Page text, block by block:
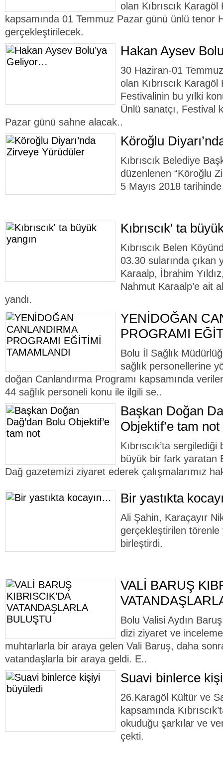
olan Kıbrıscık
kapsamında 01 Temmuz Pazar günü ünlü tenor
gerçekleştirilecek.
Hakan Aysev
30 Haziran-01
olan Kıbrıscık
Festivalinin bu yılki
Ünlü sanatçı, Festival
Pazar günü sahne alacak..
Köroğlu
Kıbrıscık Belediye
düzenlenen “Köroğlu
5 Mayıs 2018
Kıbrıscık' ta
Kıbrıscık Belen
03.30 sularında çıkan
Karaalp, İbrahim
Nahmut Karaalp’e ait
yandı.
YENİDOĞAN
PROGRAMI
Bolu İl Sağlık
sağlık personellerine
doğan Canlandırma Programı kapsamında
44 sağlık personeli konu ile ilgili se..
Başkan Doğan
Objektif’e tam not
Kıbrıscık’ta
büyük bir fark yaratan
Dağ gazetemizi ziyaret ederek çalışmalarımız
Bir yastıkta
Ali Şahin, Karaçayır
gerçekleştirilen törenle
birleştirdi.
VALİ BARUŞ
Bolu Valisi Aydın
dizi ziyaret ve
muhtarlarla bir araya gelen Vali Baruş, daha sonra
vatandaşlarla bir araya geldi. E..
Suavi binlerce
26.Karagöl Kültür ve
kapsamında
okuduğu şarkılar ve
çekti.